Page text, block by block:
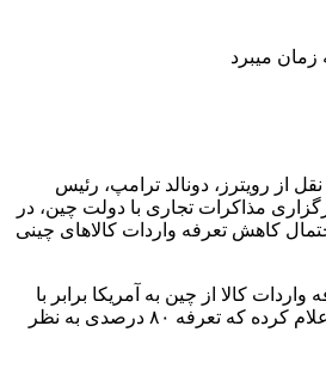
از رویترز، دونالد ترامپ، رئیس
مذاکرات تجاری با دولت چین، در
کاهش تعرفه واردات کالاهای چینی
کالا از چین به آمریکا برابر با
۱۴۵ درصد است، ترامپ اعلام کرده که تعرفه ۸۰ درصدی به نظر